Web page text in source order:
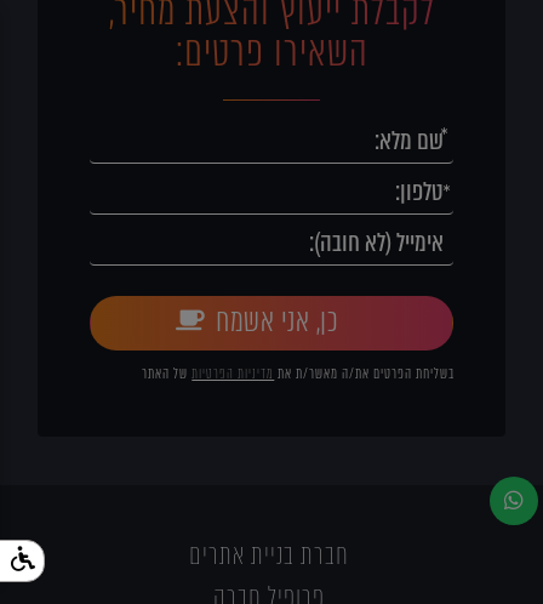
השאירו פרטים:
כן, אני אשמח
בשליחת הפרטים את/ה מאשר/ת את מדיניות הפרטיותשל האתר
חברת בניית אתרים